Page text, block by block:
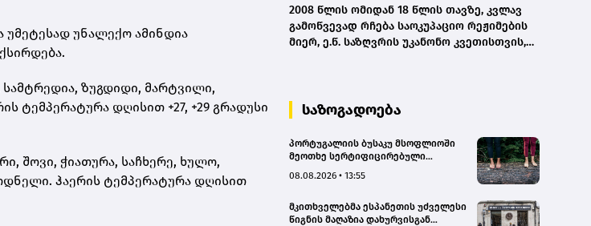
უნალექო ამინდია
ზუგდიდი, მარტვილი,
ტემპერატურა დღისით +27, +29 გრადუსი
შოვი, ჭიათურა, საჩხერე, ხულო,
ჰაერის ტემპერატურა დღისით
2008 წლის ომიდან 18 წლის თავზე, კვლავ
გამოწვევად რჩება საოკუპაციო რეჟიმების
მიერ, ე.წ. საზღვრის უკანონო კვეთისთვის,
სახალხო დამცველი
საზოგადოება
პორტუგალიის ბუსაკუ მსოფლიოში
მეოთხე სერტიფიცირებული
08.08.2026 • 13:55
მკითხველებმა ესპანეთის უძველესი
წიგნის მაღაზია დახურვისგან